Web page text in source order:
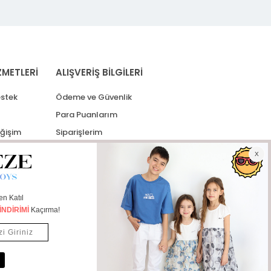
ALIŞVERİŞ BİLGİLERİ
Ödeme ve Güvenlik
Para Puanlarım
Siparişlerim